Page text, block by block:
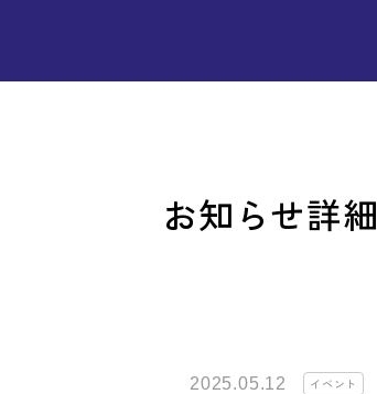
お知らせ詳細
2025.05.12 イベント